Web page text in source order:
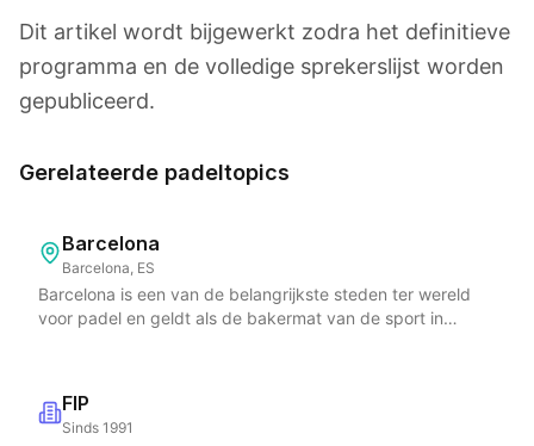
Dit artikel wordt bijgewerkt zodra het definitieve
programma en de volledige sprekerslijst worden
gepubliceerd.
Gerelateerde padeltopics
Barcelona
Barcelona, ES
Barcelona is een van de belangrijkste steden ter wereld
voor padel en geldt als de bakermat van de sport in
internationale padelkalender. Barcelona herbergt talloze
padelclubs van wereldklasse en is gastheer van het
FIP
Sinds 1991